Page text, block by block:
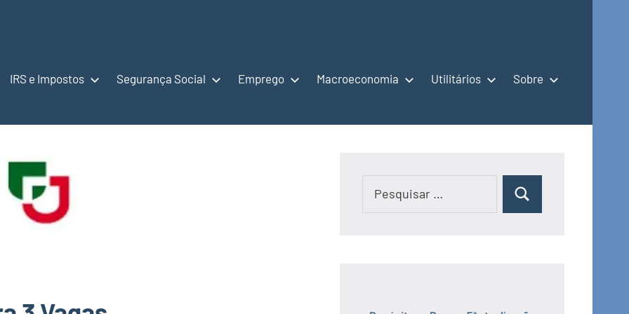
IRS e Impostos Segurança Social Emprego Macroeconomia Utilitários Sobre
Pesquisar